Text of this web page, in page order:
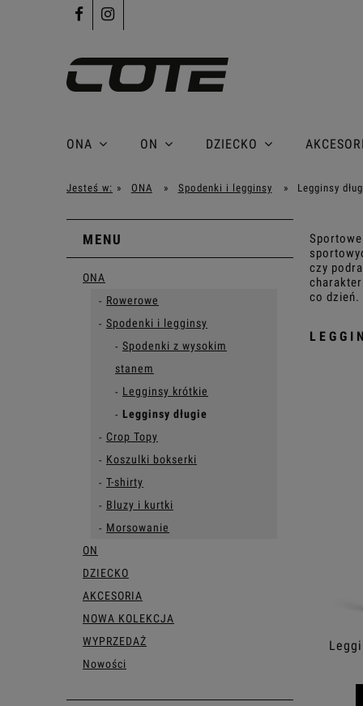
ONA ON DZIECKO
Jesteś w: » ONA » Spodenki i legginsy » Legginsy
MENU
ONA
Rowerowe
Spodenki i legginsy
Spodenki z wysokim
stanem
Legginsy krótkie
Legginsy długie
Crop Topy
Koszulki bokserki
T-shirty
Bluzy i kurtki
Morsowanie
ON
DZIECKO
AKCESORIA
NOWA KOLEKCJA
WYPRZEDAŻ
Nowości
czy
co